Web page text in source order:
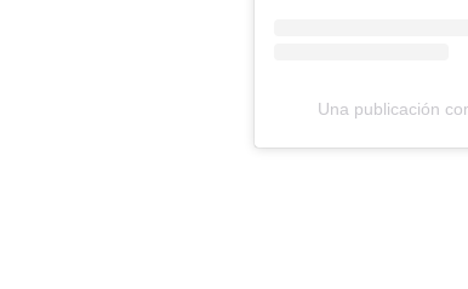
Una publicación